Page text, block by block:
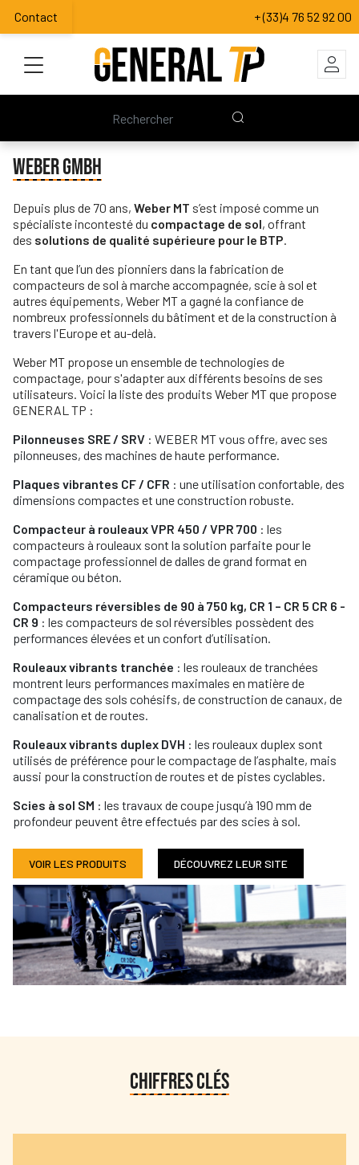
Contact + (33)4 76 52 92 00
WEBER GMBH
Depuis plus de 70 ans, Weber MT s’est imposé comme un
spécialiste incontesté du compactage de sol, offrant
des solutions de qualité supérieure pour le BTP.
En tant que l’un des pionniers dans la fabrication de
compacteurs de sol à marche accompagnée, scie à sol et
autres équipements, Weber MT a gagné la confiance de
nombreux professionnels du bâtiment et de la construction à
travers l'Europe et au-delà.
Weber MT propose un ensemble de technologies de
compactage, pour s'adapter aux différents besoins de ses
utilisateurs. Voici la liste des produits Weber MT que propose
GENERAL TP :
Pilonneuses SRE / SRV : WEBER MT vous offre, avec ses
pilonneuses, des machines de haute performance.
Plaques vibrantes CF / CFR : une utilisation confortable, des
dimensions compactes et une construction robuste.
Compacteur à rouleaux VPR 450 / VPR 700 : les
compacteurs à rouleaux sont la solution parfaite pour le
compactage professionnel de dalles de grand format en
céramique ou béton.
Compacteurs réversibles de 90 à 750 kg, CR 1 – CR 5 CR 6 -
CR 9 : les compacteurs de sol réversibles possèdent des
performances élevées et un confort d’utilisation.
Rouleaux vibrants tranchée : les rouleaux de tranchées
montrent leurs performances maximales en matière de
compactage des sols cohésifs, de construction de canaux, de
canalisation et de routes.
Rouleaux vibrants duplex DVH : les rouleaux duplex sont
utilisés de préférence pour le compactage de l’asphalte, mais
aussi pour la construction de routes et de pistes cyclables.
Scies à sol SM : les travaux de coupe jusqu’à 190 mm de
profondeur peuvent être effectués par des scies à sol.
VOIR LES PRODUITS DÉCOUVREZ LEUR SITE
CHIFFRES CLÉS